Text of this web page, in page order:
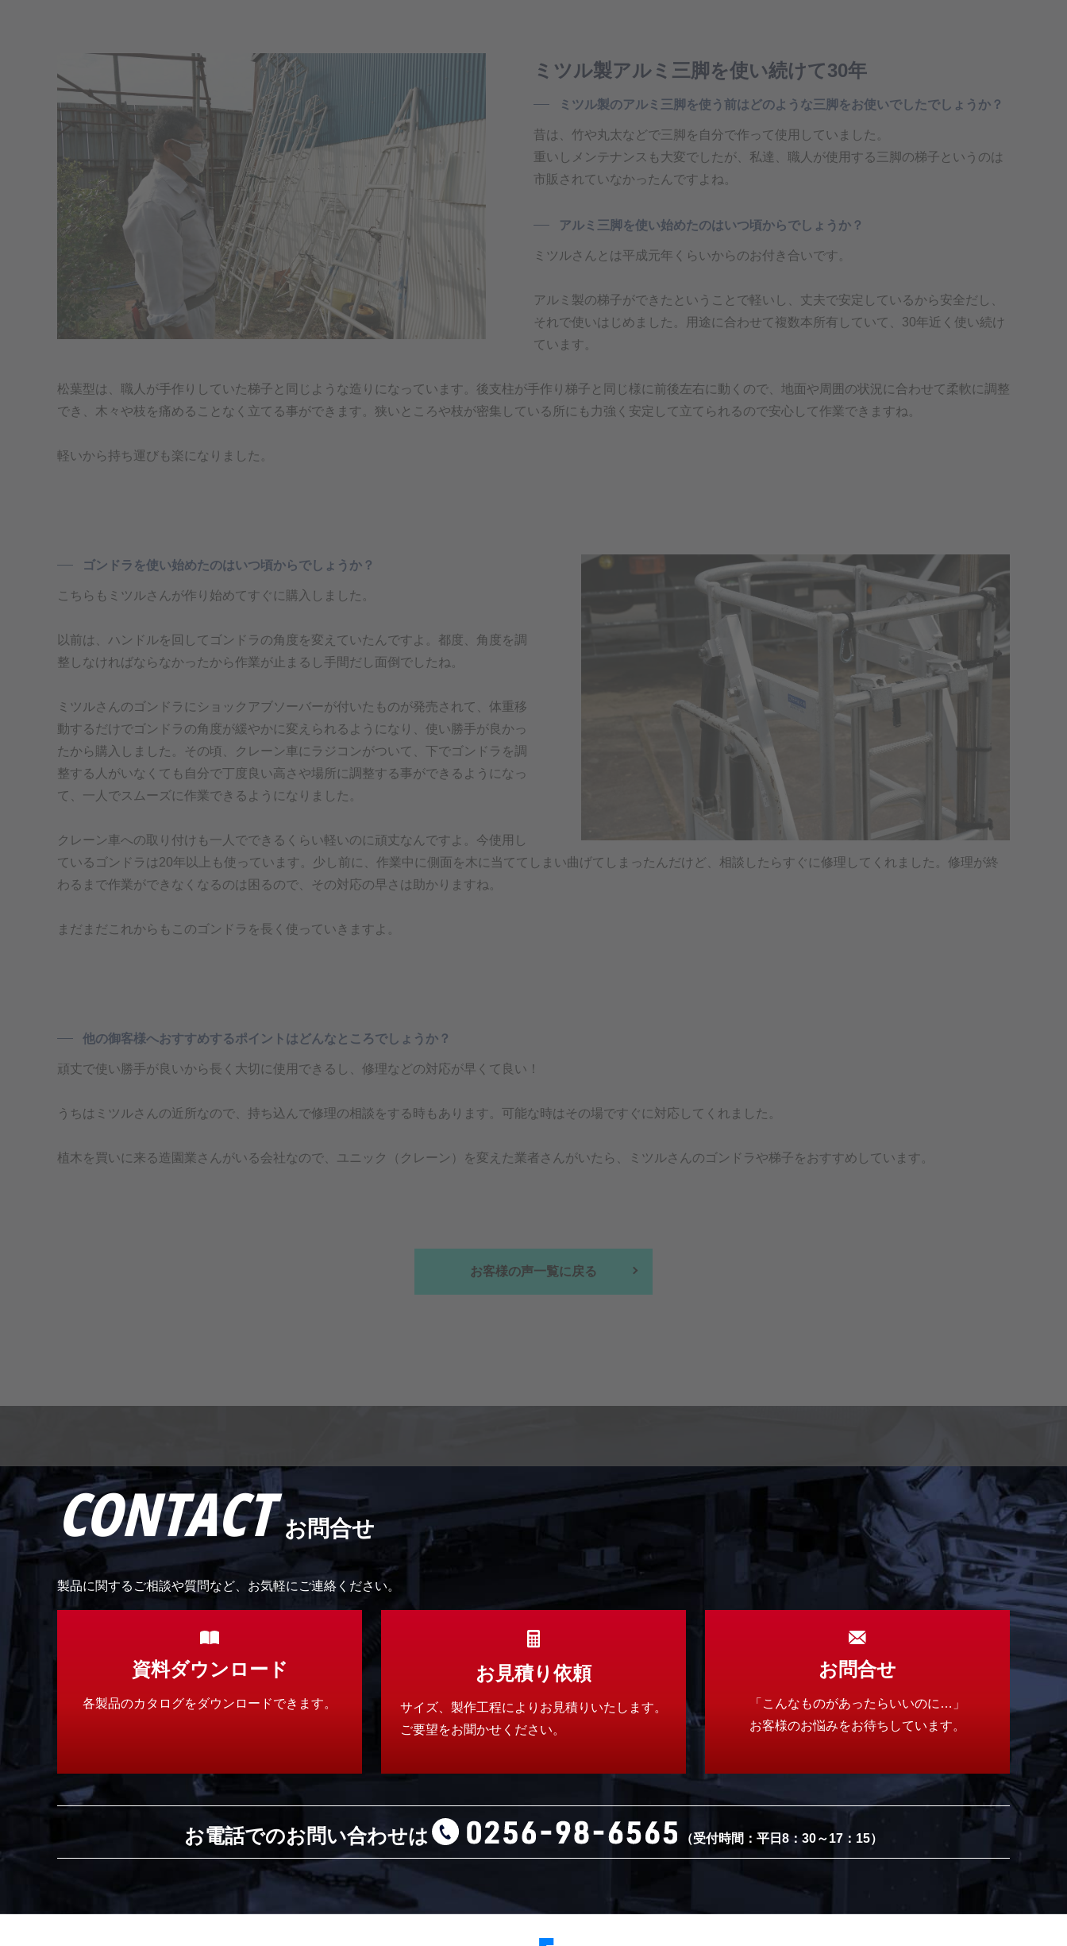
ミツル製アルミ三脚を使い続けて30年
ミツル製のアルミ三脚を使う前はどのような三脚をお使いでしたでしょうか？
昔は、竹や丸太などで三脚を自分で作って使用していました。
重いしメンテナンスも大変でしたが、私達、職人が使用する三脚の梯子というのは
市販されていなかったんですよね。
アルミ三脚を使い始めたのはいつ頃からでしょうか？
ミツルさんとは平成元年くらいからのお付き合いです。
アルミ製の梯子ができたということで軽いし、丈夫で安定しているから安全だし、
それで使いはじめました。用途に合わせて複数本所有していて、30年近く使い続け
ています。
松葉型は、職人が手作りしていた梯子と同じような造りになっています。後支柱が手作り梯子と同じ様に前後左右に動くので、地面や周囲の状況に合わせて柔軟に調整
でき、木々や枝を痛めることなく立てる事ができます。狭いところや枝が密集している所にも力強く安定して立てられるので安心して作業できますね。
軽いから持ち運びも楽になりました。
ゴンドラを使い始めたのはいつ頃からでしょうか？
こちらもミツルさんが作り始めてすぐに購入しました。
以前は、ハンドルを回してゴンドラの角度を変えていたんですよ。都度、角度を調
整しなければならなかったから作業が止まるし手間だし面倒でしたね。
ミツルさんのゴンドラにショックアブソーバーが付いたものが発売されて、体重移
動するだけでゴンドラの角度が緩やかに変えられるようになり、使い勝手が良かっ
たから購入しました。その頃、クレーン車にラジコンがついて、下でゴンドラを調
整する人がいなくても自分で丁度良い高さや場所に調整する事ができるようになっ
て、一人でスムーズに作業できるようになりました。
クレーン車への取り付けも一人でできるくらい軽いのに頑丈なんですよ。今使用し
ているゴンドラは20年以上も使っています。少し前に、作業中に側面を木に当ててしまい曲げてしまったんだけど、相談したらすぐに修理してくれました。修理が終
わるまで作業ができなくなるのは困るので、その対応の早さは助かりますね。
まだまだこれからもこのゴンドラを長く使っていきますよ。
他の御客様へおすすめするポイントはどんなところでしょうか？
頑丈で使い勝手が良いから長く大切に使用できるし、修理などの対応が早くて良い！
うちはミツルさんの近所なので、持ち込んで修理の相談をする時もあります。可能な時はその場ですぐに対応してくれました。
植木を買いに来る造園業さんがいる会社なので、ユニック（クレーン）を変えた業者さんがいたら、ミツルさんのゴンドラや梯子をおすすめしています。
お客様の声一覧に戻る
CONTACT お問合せ
製品に関するご相談や質問など、お気軽にご連絡ください。
資料ダウンロード
各製品のカタログをダウンロードできます。
お見積り依頼
サイズ、製作工程によりお見積りいたします。
ご要望をお聞かせください。
お問合せ
「こんなものがあったらいいのに…」
お客様のお悩みをお待ちしています。
お電話でのお問い合わせは （受付時間：平日8：30～17：15）